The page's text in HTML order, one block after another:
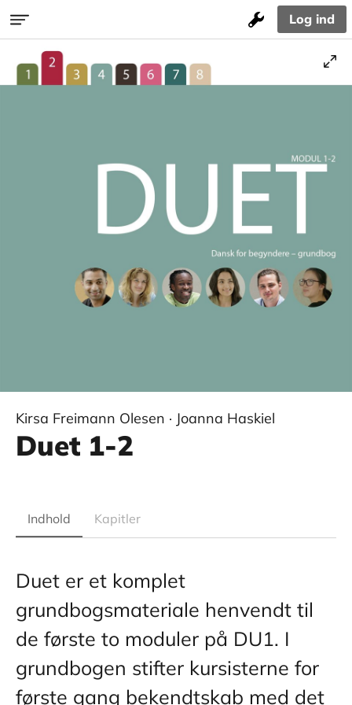
Log ind
Kirsa Freimann Olesen · Joanna Haskiel
Duet 1-2
Indhold Kapitler
Duet er et komplet
grundbogsmateriale henvendt til
de første to moduler på DU1. I
grundbogen stifter kursisterne for
første gang bekendtskab med det